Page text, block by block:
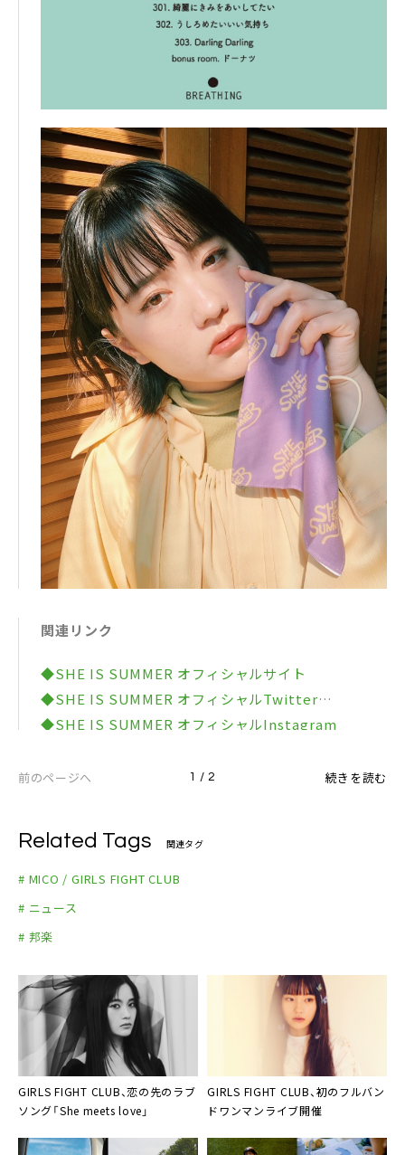
作詞：MICO／ヤマモトショウ 作曲：釣俊輔 編
曲：小島英也(ORESAMA)
10.夕暮れのキャンプファイヤー
作詞：MICO 作曲：原田夏樹(evening cinema)
編曲：土器大洋／高橋尚吾(MO MOMA)
関連リンク
◆SHE IS SUMMER オフィシャルサイト
◆SHE IS SUMMER オフィシャルTwitter
◆SHE IS SUMMER オフィシャルInstagram
前のページへ 1 / 2 続きを読む
Related Tags 関連タグ
# MICO / GIRLS FIGHT CLUB
# ニュース
# 邦楽
GIRLS FIGHT CLUB、恋の先のラブ
ソング「She meets love」
GIRLS FIGHT CLUB、初のフルバン
ドワンマンライブ開催